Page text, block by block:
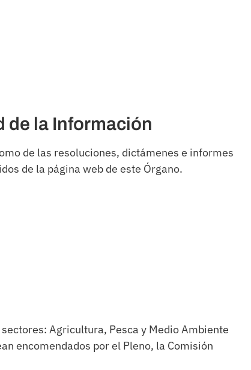
de la Información
de las resoluciones, dictámenes e informes
de la página web de este Órgano.
Agricultura, Pesca y Medio Ambiente
encomendados por el Pleno, la Comisión